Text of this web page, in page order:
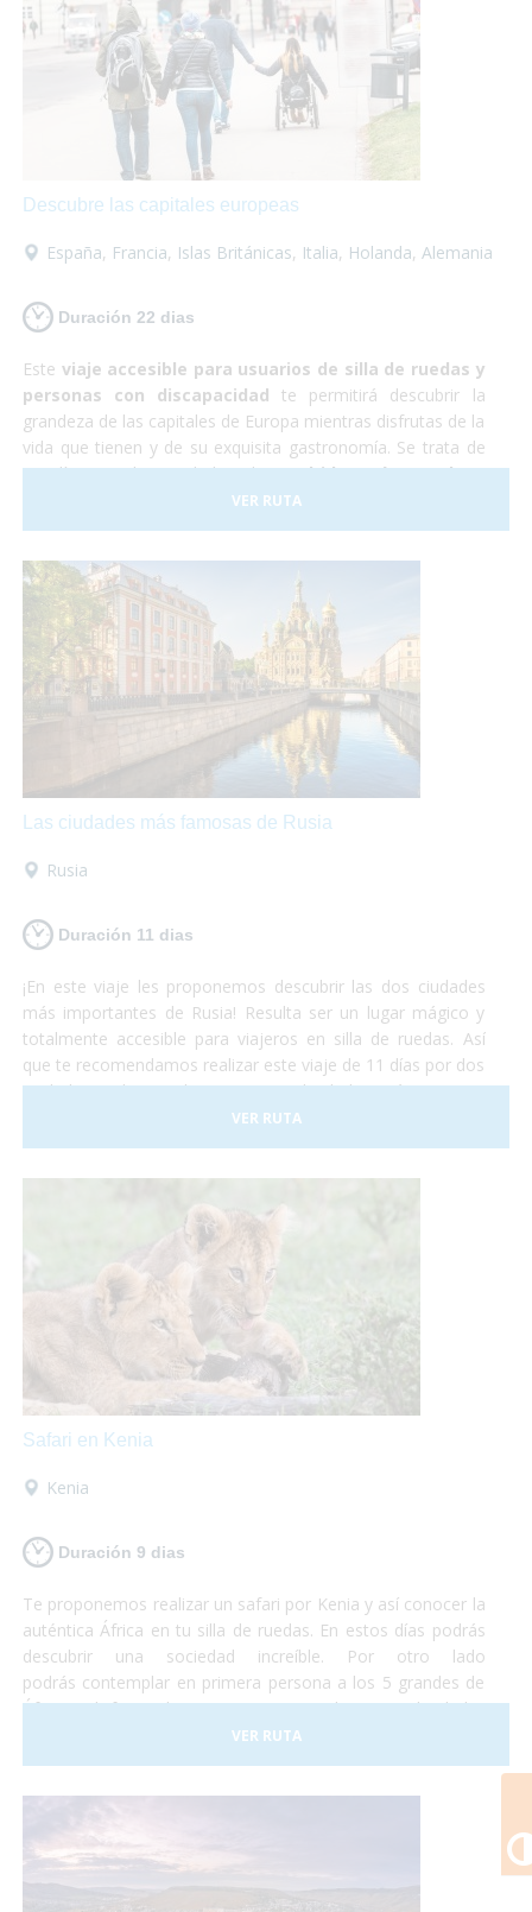
conocer las reservas naturales con muchas especies en
peligro de extinción. La segunda parte del viaje se
desarrolla en la ciudad de Orlando. ¡No lo dudes más y vete
de vacaciones a Miami y Orlando! Será una experiencia
increíble en la que no tendrás que preocuparte por
nada... ¡Sólo en disfrutar!
Descubre las capitales europeas
España, Francia, Islas Británicas, Italia, Holanda, Alemania
Duración 22 dias
Este viaje accesible para usuarios de silla de ruedas y
personas con discapacidad te permitirá descubrir la
grandeza de las capitales de Europa mientras disfrutas de la
vida que tienen y de su exquisita gastronomía. Se trata de
22 días por las ciudades deMadrid, París, Londres,
Ámsterdam, Berlín, Praga, Budapest y Roma
todas muy diferentes entre sí y cada una es más hermosa
ensueño.Resulta que Europa es un
personas con movilidad reducida ya que contamos con
hoteles, transportes y todo tipo de
actividades accesibles.
¡No lo duden más y atrévanse a
descubrir el continente europeo! Unas vacaciones
que las disfrutarán al máximo mientras se
maravillan con la belleza de estos lugares y conocen
culturas totalmente diferentes aunque se encuentren a
pocos cientos de kilómetros entre ellas.
encantará!
VER RUTA
Las ciudades más famosas de Rusia
Rusia
Duración 11 dias
¡En este viaje les proponemos descubrir las dos ciudades
más importantes de Rusia! Resulta ser un lugar mágico y
totalmente accesible para viajeros en silla de ruedas. Así
que te recomendamos realizar este viaje de 11 días por dos
ciudades realmente hermosas. No lo dudes más y vete a
conocer las principales ciudades rusas, ¡dejamos el resto
para otra aventura!¡Sólo preocúpate por disfrutar al
VER RUTA
Safari en Kenia
Kenia
Duración 9 dias
Te proponemos realizar un safari por Kenia y así conocer la
auténtica África en tu silla de ruedas. En estos días podrás
descubrir una sociedad increíble. Por otro lado
podrás contemplar en primera persona a los 5 grandes de
África y disfrutar de paisajes espectaculares. ¡No lo dudes
más y atrévete a descubrir Kenia! Es un viaje que te
marcará y te encantará.
VER RUTA